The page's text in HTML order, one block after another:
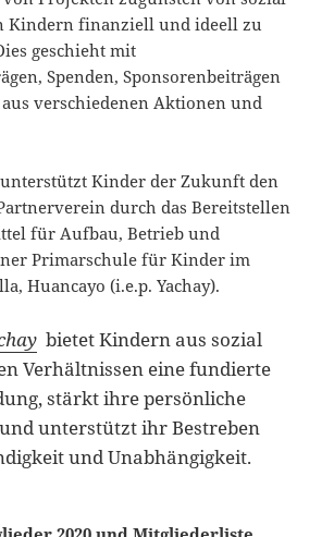
Kindern finanziell und ideell zu
geschieht mit
Spenden, Sponsorenbeiträgen
verschiedenen Aktionen und
Kinder der Zukunft den
durch das Bereitstellen
für Aufbau, Betrieb und
Primarschule für Kinder im
Huancayo (i.e.p. Yachay).
bietet Kindern aus sozial
Verhältnissen eine fundierte
stärkt ihre persönliche
unterstützt ihr Bestreben
und Unabhängigkeit.